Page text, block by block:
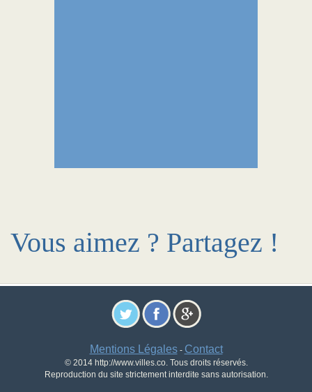
Vous aimez ? Partagez !
Mentions Légales- Contact
© 2014 http://www.villes.co. Tous droits réservés.
Reproduction du site strictement interdite sans autorisation.